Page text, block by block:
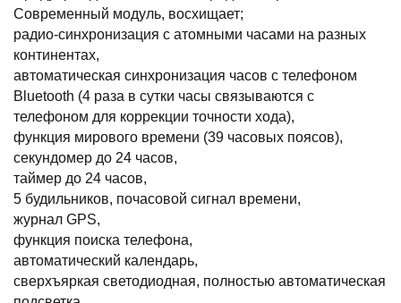
Современный модуль, восхищает;
радио-синхронизация с атомными часами на разных
континентах,
автоматическая синхронизация часов с телефоном
Bluetooth (4 раза в сутки часы связываются с
телефоном для коррекции точности хода),
функция мирового времени (39 часовых поясов),
секундомер до 24 часов,
таймер до 24 часов,
5 будильников, почасовой сигнал времени,
журнал GPS,
функция поиска телефона,
автоматический календарь,
сверхъяркая светодиодная, полностью автоматическая